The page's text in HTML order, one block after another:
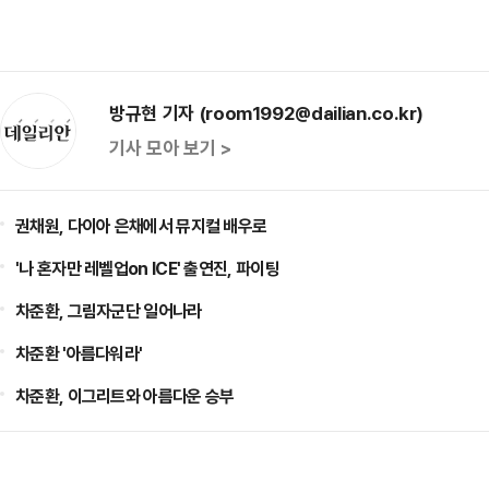
방규현 기자 (room1992@dailian.co.kr)
기사 모아 보기 >
권채원, 다이아 은채에서 뮤지컬 배우로
'나 혼자만 레벨업on ICE' 출연진, 파이팅
차준환, 그림자군단 일어나라
차준환 '아름다워라'
차준환, 이그리트와 아름다운 승부